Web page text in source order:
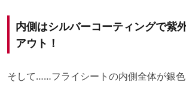
内側はシルバーコーティングで紫
アウト！
そして……フライシートの内側全体が銀